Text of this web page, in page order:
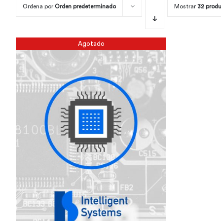
Ordena por Orden predeterminado Mostrar 32
Agotado